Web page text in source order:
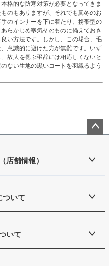
格的な防寒対策が必要となってきま
のもありますが、それでも真冬のお
のインナーを下に着たり、携帯型の
らかじめ寒気そのものに備えておき
い方法です。しかし、この場合、毛
意識的に避けた方が無難です。いず
故人を偲ぶ弔辞には相応しくないと
ない生地の黒いコートを羽織るよう
ップ
店舗情報）
ついて
いて